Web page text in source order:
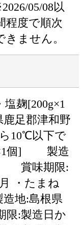
05/08以
程度で順次
ません。
麹[200g×1
足郡津和野
10℃以下で
個] 製造
賞味期限:
・たまね
地:島根県
:製造日か